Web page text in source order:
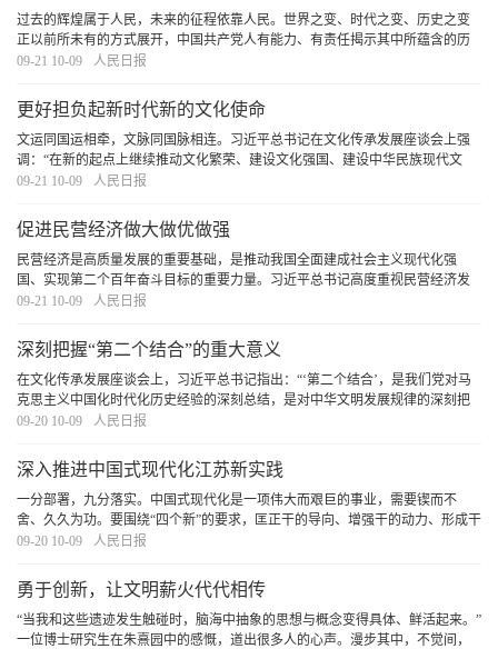
过去的辉煌属于人民，未来的征程依靠人民。世界之变、时代之变、历史之变
正以前所未有的方式展开，中国共产党人有能力、有责任揭示其中所蕴含的历
史经验和发展规律。我们要始终坚持人民至上、站稳人民立场、把握人民愿
09-21 10-09 人民日报
更好担负起新时代新的文化使命
文运同国运相牵，文脉同国脉相连。习近平总书记在文化传承发展座谈会上强
调：“在新的起点上继续推动文化繁荣、建设文化强国、建设中华民族现代文
明，是我们在新时代新的文化使命。”建设中华民族现代文明，是以中国式现代
09-21 10-09 人民日报
促进民营经济做大做优做强
民营经济是高质量发展的重要基础，是推动我国全面建成社会主义现代化强
国、实现第二个百年奋斗目标的重要力量。习近平总书记高度重视民营经济发
展，围绕加强新时代民营经济工作多次作出重要指示批示，提出一系列新思想
09-21 10-09 人民日报
深刻把握“第二个结合”的重大意义
在文化传承发展座谈会上，习近平总书记指出：“‘第二个结合’，是我们党对马
克思主义中国化时代化历史经验的深刻总结，是对中华文明发展规律的深刻把
握，表明我们党对中国道路、理论、制度的认识达到了新高度，表明我们党的
09-20 10-09 人民日报
深入推进中国式现代化江苏新实践
一分部署，九分落实。中国式现代化是一项伟大而艰巨的事业，需要锲而不
舍、久久为功。要围绕“四个新”的要求，匡正干的导向、增强干的动力、形成干
的合力，以求真务实、真抓实干的实际行动干出一番业绩。只要我们不折不扣
09-20 10-09 人民日报
勇于创新，让文明薪火代代相传
“当我和这些遗迹发生触碰时，脑海中抽象的思想与概念变得具体、鲜活起来。”
一位博士研究生在朱熹园中的感慨，道出很多人的心声。漫步其中，不觉间，